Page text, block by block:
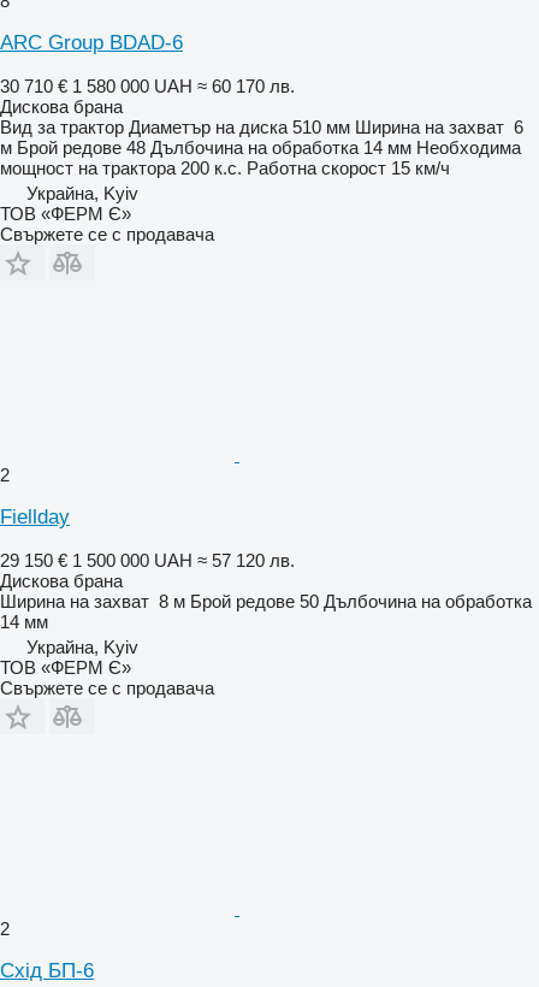
ARC Group BDAD-6
30 710 € 1 580 000 UAH ≈ 60 170 лв.
Дискова брана
Вид за трактор Диаметър на диска 510 мм Ширина на захват 6
м Брой редове 48 Дълбочина на обработка 14 мм Необходима
мощност на трактора 200 к.с. Работна скорост 15 км/ч
Украйна, Kyiv
ТОВ «ФЕРМ Є»
Свържете се с продавача
2
Fiellday
29 150 € 1 500 000 UAH ≈ 57 120 лв.
Дискова брана
Ширина на захват 8 м Брой редове 50 Дълбочина на обработка
14 мм
Украйна, Kyiv
ТОВ «ФЕРМ Є»
Свържете се с продавача
2
Схід БП-6